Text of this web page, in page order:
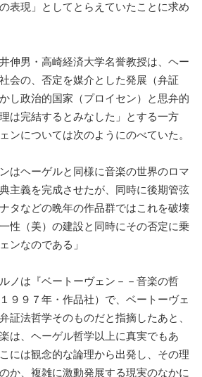
表現」としてとらえていたことに求め
伸男・高崎経済大学名誉教授は、ヘー
会の、否定を媒介とした発展（弁証
し政治的国家（プロイセン）と思弁的
は完結するとみなした」とする一方
ンについては次のようにのべていた。
はヘーゲルと同様に音楽の世界のロマ
主義を完成させたが、同時に後期管弦
タなどの晩年の作品群ではこれを破壊
性（美）の建設と同時にその否定に乗
ンなのである」
ノは『ベートーヴェン－－音楽の哲
９９７年・作品社）で、ベートーヴェ
証法哲学そのものだと指摘したあと、
は、ヘーゲル哲学以上に真実でもあ
には観念的な論理から出発し、その理
か、複雑に激動発展する現実のなかに